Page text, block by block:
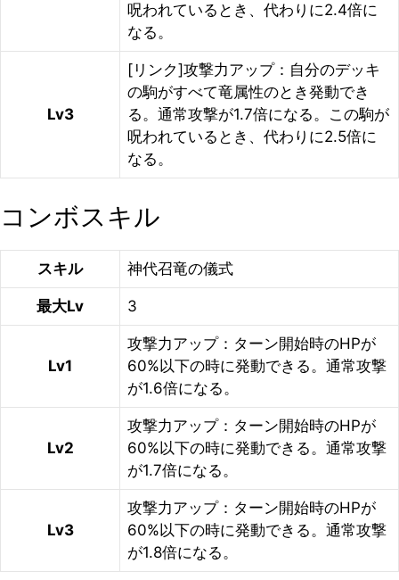
呪われているとき、代わりに2.4倍に
なる。
Lv3
[リンク]攻撃力アップ：自分のデッキ
の駒がすべて竜属性のとき発動でき
る。通常攻撃が1.7倍になる。この駒が
呪われているとき、代わりに2.5倍に
なる。
コンボスキル
スキル 神代召竜の儀式
最大Lv 3
Lv1
攻撃力アップ：ターン開始時のHPが
60%以下の時に発動できる。通常攻撃
が1.6倍になる。
Lv2
攻撃力アップ：ターン開始時のHPが
60%以下の時に発動できる。通常攻撃
が1.7倍になる。
Lv3
攻撃力アップ：ターン開始時のHPが
60%以下の時に発動できる。通常攻撃
が1.8倍になる。